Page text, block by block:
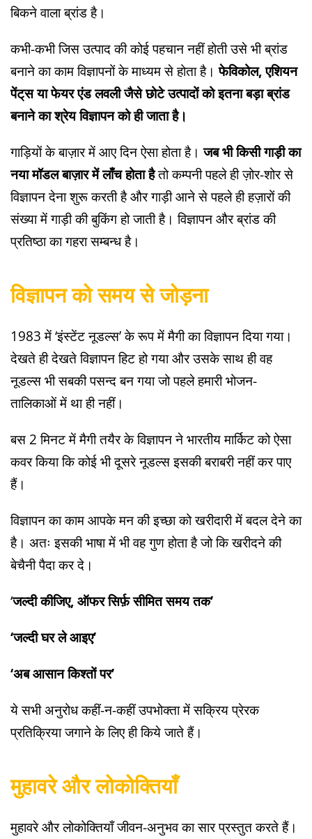
बिकने वाला ब्रांड है।
कभी-कभी जिस उत्पाद की कोई पहचान नहीं होती उसे भी ब्रांड
बनाने का काम विज्ञापनों के माध्यम से होता है। फेविकोल, एशियन
पेंट्‌स या फेयर एंड लवली जैसे छोटे उत्पादों को इतना बड़ा ब्रांड
बनाने का श्रेय विज्ञापन को ही जाता है।
गाड़ियों के बाज़ार में आए दिन ऐसा होता है।जब भी किसी गाड़ी का
नया मॉडल बाज़ार में लाँच होता हैतो कम्पनी पहले ही ज़ोर-शोर से
विज्ञापन देना शुरू करती है और गाड़ी आने से पहले ही हज़ारों की
संख्या में गाड़ी की बुकिंग हो जाती है। विज्ञापन और ब्रांड की
प्रतिष्ठा का गहरा सम्बन्ध है।
विज्ञापन को समय से जोड़ना
1983 में ‘इंस्टेंट नूडल्स’ के रूप में मैगी का विज्ञापन दिया गया।
देखते ही देखते विज्ञापन हिट हो गया और उसके साथ ही वह
नूडल्स भी सबकी पसन्द बन गया जो पहले हमारी भोजन-
तालिकाओं में था ही नहीं।
बस 2 मिनट में मैगी तयैर के विज्ञापन ने भारतीय मार्किट को ऐसा
कवर किया कि कोई भी दूसरे नूडल्स इसकी बराबरी नहीं कर पाए
हैं।
विज्ञापन का काम आपके मन की इच्छा को खरीदारी में बदल देने का
है। अतः इसकी भाषा में भी वह गुण होता है जो कि खरीदने की
बेचैनी पैदा कर दे।
‘जल्दी कीजिए, ऑफर सिर्फ़ सीमित समय तक’
‘जल्दी घर ले आइए’
‘अब आसान किश्तों पर’
ये सभी अनुरोध कहीं-न-कहीं उपभोक्ता में सक्रिय प्रेरक
प्रतिक्रिया जगाने के लिए ही किये जाते हैं।
मुहावरे और लोकोक्तियाँ
मुहावरे और लोकोक्तियाँ जीवन-अनुभव का सार प्रस्तुत करते हैं।